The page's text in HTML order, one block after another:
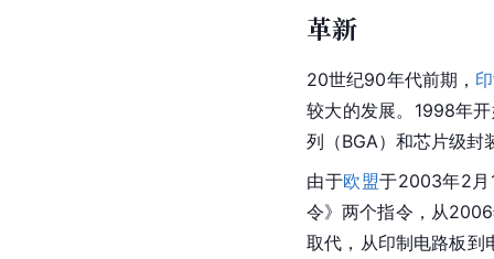
革新
20世纪90年代前期，
较大的发展。1998年
列（BGA）和芯片级封
由于欧盟于2003年2月
令》两个指令，从
取代，从印制电路板